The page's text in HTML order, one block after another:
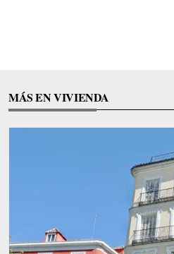
MÁS EN VIVIENDA